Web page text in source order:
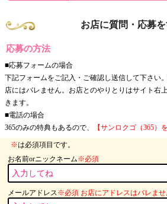
お店に質問・応募
応募の方法
■応募フォームの場合
下記フォームをご記入・ご確認し送信して下さい
店にはバレません。お店とのやりとりはサイト右
きます。
■電話の場合
365のみの特典もあるので、
【サンロクゴ（365）
※は必須項目です。
お名前orニックネーム※必須
メールアドレス ※必須 お店にアドレスはバレませ